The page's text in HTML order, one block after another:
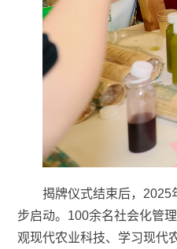
揭牌仪式结束后，2025
步启动。100余名社会化管
观现代农业科技、学习现代